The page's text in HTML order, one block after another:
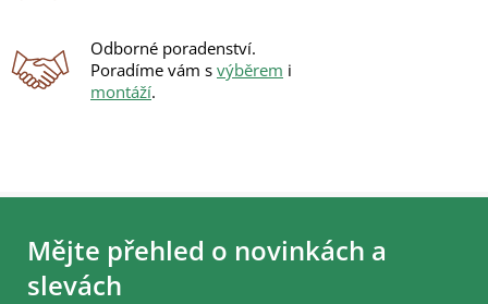
Odborné poradenství.
Poradíme vám s výběrem i
montáží.
Z
Mějte přehled o novinkách a
slevách